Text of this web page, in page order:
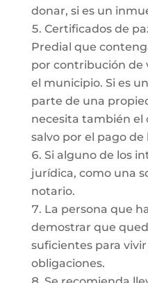
donar, si es un
Certificados de
Predial que
por contribución de
el municipio. Si es
parte de una
necesita también el
salvo por el pago
Si alguno de los
jurídica, como una
notario.
La persona que
demostrar que
suficientes para
obligaciones.